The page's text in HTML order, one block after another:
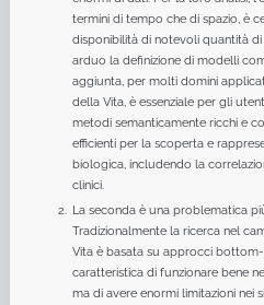
termini di tempo che di spazio, è
disponibilità di notevoli quantità
arduo la definizione di modelli
aggiunta, per molti domini
della Vita, è essenziale per gli
metodi semanticamente ricchi e
efficienti per la scoperta e
biologica, includendo la
clinici.
La seconda è una problematica
Tradizionalmente la ricerca nel
Vita è basata su approcci
caratteristica di funzionare bene
ma di avere enormi limitazioni nei